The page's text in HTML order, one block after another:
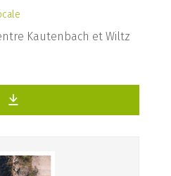
Kautenbach et Wiltz